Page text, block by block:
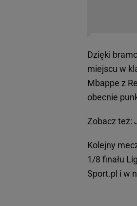
Dzięki
miejscu w
Mbappe z
obecnie
Zobacz też:
Kolejny
1/8 finału
Sport.pl i w